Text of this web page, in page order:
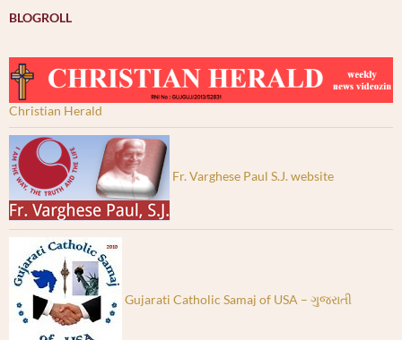
BLOGROLL
Christian Herald
Fr. Varghese Paul S.J. website
Gujarati Catholic Samaj of USA – ગુજરાતી